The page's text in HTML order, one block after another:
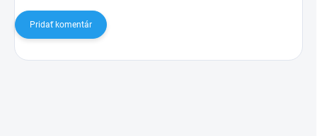
Pridať komentár